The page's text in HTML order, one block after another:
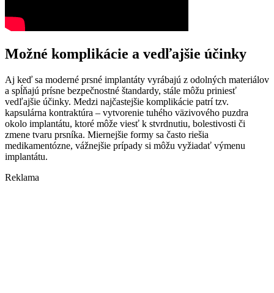
Možné komplikácie a vedľajšie účinky
Aj keď sa moderné prsné implantáty vyrábajú z odolných materiálov
a spĺňajú prísne bezpečnostné štandardy, stále môžu priniesť
vedľajšie účinky. Medzi najčastejšie komplikácie patrí tzv.
kapsulárna kontraktúra – vytvorenie tuhého väzivového puzdra
okolo implantátu, ktoré môže viesť k stvrdnutiu, bolestivosti či
zmene tvaru prsníka. Miernejšie formy sa často riešia
medikamentózne, vážnejšie prípady si môžu vyžiadať výmenu
implantátu.
Reklama